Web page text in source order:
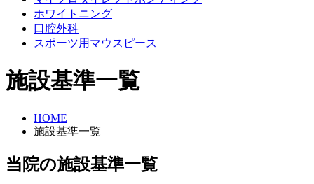
ホワイトニング
口腔外科
スポーツ用マウスピース
施設基準一覧
HOME
施設基準一覧
当院の施設基準一覧